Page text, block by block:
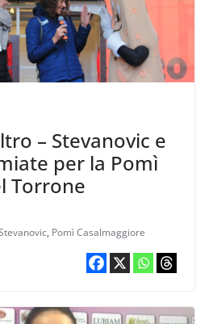
– Stevanovic e
per la Pomì
Torrone
, Pomì Casalmaggiore